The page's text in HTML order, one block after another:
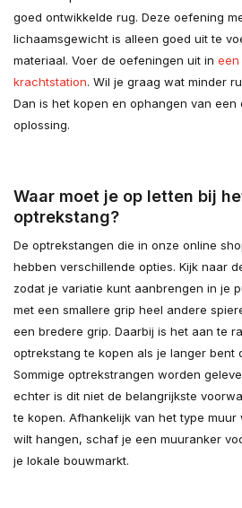
goed ontwikkelde rug. Deze oefening
lichaamsgewicht is alleen goed uit te
materiaal. Voer de oefeningen uit in
krachtstation. Wil je graag wat minder
Dan is het kopen en ophangen van
oplossing.
Waar moet je op letten bij
optrekstang?
De optrekstangen die in onze online
hebben verschillende opties. Kijk naar
zodat je variatie kunt aanbrengen in je
met een smallere grip heel andere
een bredere grip. Daarbij is het aan te
optrekstang te kopen als je langer bent
Sommige optrekstrangen worden
echter is dit niet de belangrijkste
te kopen. Afhankelijk van het type muur
wilt hangen, schaf je een muuranker
je lokale bouwmarkt.